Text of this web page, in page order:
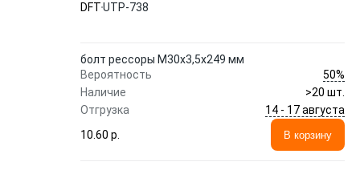
DFTUTP-738
болт рессоры M30x3,5х249 мм
Вероятность
50%
Наличие
>20 шт.
Отгрузка
14 - 17 августа
10.60 p.
В корзину